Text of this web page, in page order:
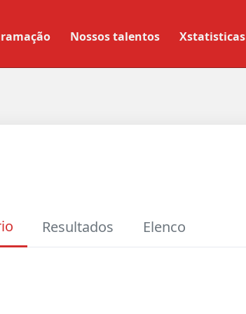
Nossos talentos Xstatisticas
Resultados Elenco